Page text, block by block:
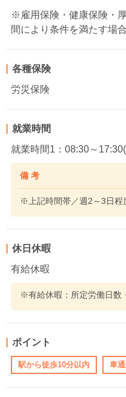
※雇用保険・健康保険・
間により条件を満たす場
各種保険
労災保険
就業時間
就業時間1：08:30～
備 考
※上記時間帯／週2～3日程
休日休暇
有給休暇
※有給休暇：所定労働日数
ポイント
駅から徒歩10分以内 車